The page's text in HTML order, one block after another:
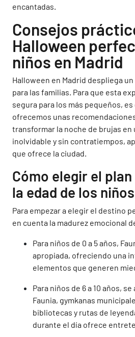
encantadas.
Consejos
Halloween
niños en Madrid
Halloween en Madrid despliega
para las familias. Para que esta
segura para los más pequeños,
ofrecemos unas
transformar la noche de brujas en
inolvidable y sin contratiempos,
que ofrece la ciudad.
Cómo elegir el
la edad de los niños
Para empezar a elegir el destino
en cuenta la madurez emocional
Para niños de 0 a 5 años,
apropiada, ofreciendo una
elementos que generen
Para niños de 6 a 10 años,
Faunia, gymkanas
bibliotecas y rutas de
durante el día ofrece